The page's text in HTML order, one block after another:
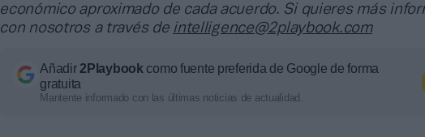
económico aproximado de cada acuerdo. Si quieres más
con nosotros a través de intelligence@2playbook.com
Añadir2Playbook como fuente preferida de Google de forma
gratuita
Mantente informado con las últimas noticias de actualidad.